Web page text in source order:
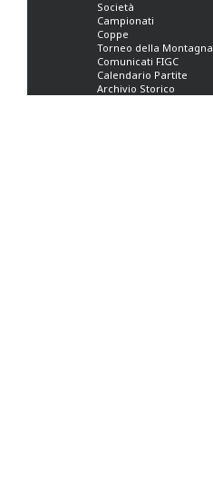
Società
Campionati
Coppe
Torneo della Montagna
Comunicati FIGC
Calendario Partite
Archivio Storico